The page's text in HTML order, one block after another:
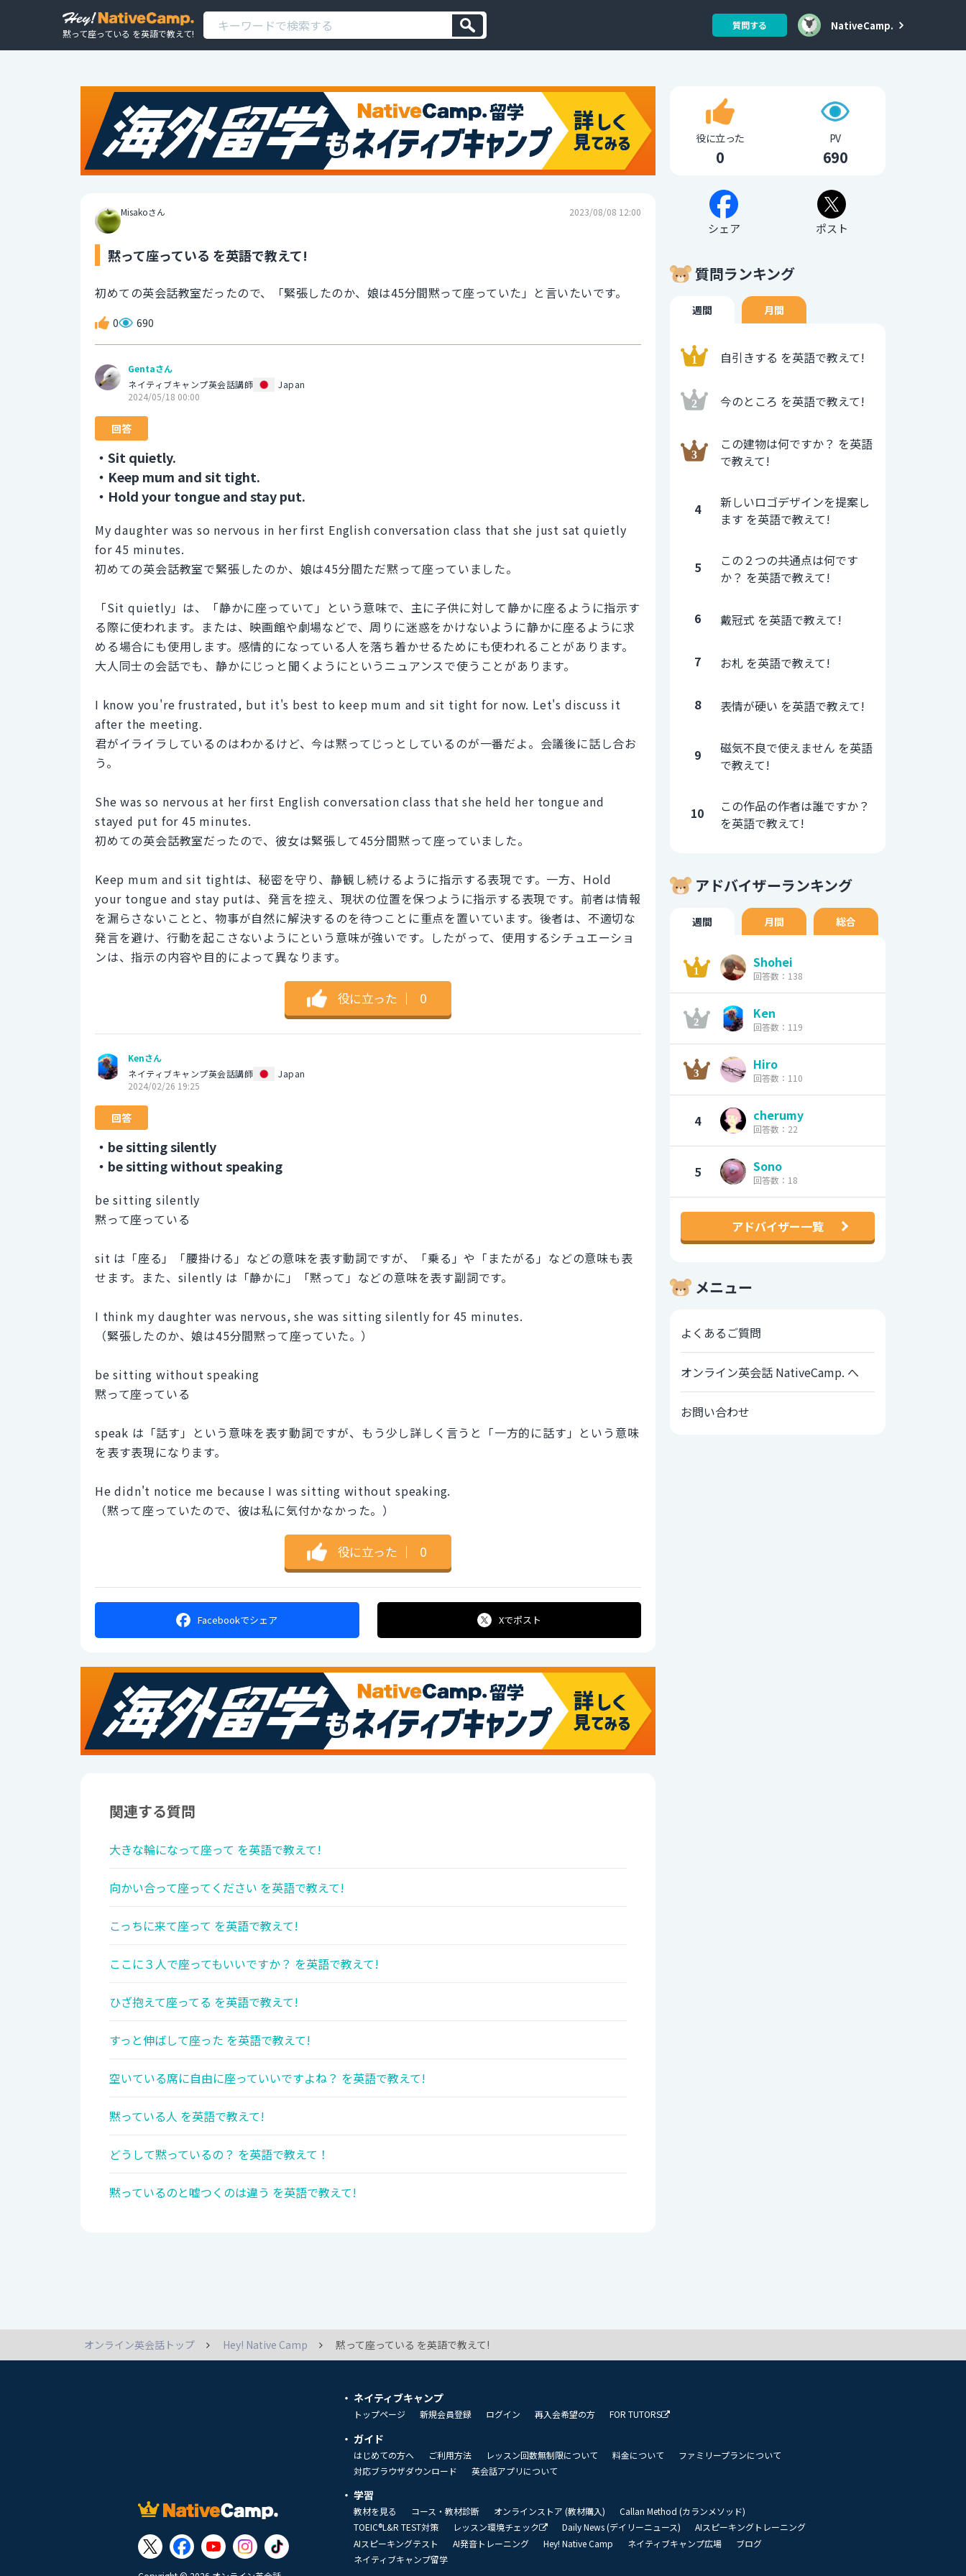
黙って座っている を英語で教えて!
質問する NativeCamp.
Misakoさん 2023/08/08 12:00
黙って座っている を英語で教えて!
初めての英会話教室だったので、「緊張したのか、娘は45分間黙って座っていた」と言いたいです。
0 690
Gentaさん
ネイティブキャンプ英会話講師
Japan
2024/05/18 00:00
回答
・Sit quietly.
・Keep mum and sit tight.
・Hold your tongue and stay put.
My daughter was so nervous in her first English conversation class that she just sat quietly
for 45 minutes.
初めての英会話教室で緊張したのか、娘は45分間ただ黙って座っていました。
「Sit quietly」は、「静かに座っていて」という意味で、主に子供に対して静かに座るように指示す
る際に使われます。または、映画館や劇場などで、周りに迷惑をかけないように静かに座るように求
める場合にも使用します。感情的になっている人を落ち着かせるためにも使われることがあります。
大人同士の会話でも、静かにじっと聞くようにというニュアンスで使うことがあります。
I know you're frustrated, but it's best to keep mum and sit tight for now. Let's discuss it
after the meeting.
君がイライラしているのはわかるけど、今は黙ってじっとしているのが一番だよ。会議後に話し合お
う。
She was so nervous at her first English conversation class that she held her tongue and
stayed put for 45 minutes.
初めての英会話教室だったので、彼女は緊張して45分間黙って座っていました。
Keep mum and sit tightは、秘密を守り、静観し続けるように指示する表現です。一方、Hold
your tongue and stay putは、発言を控え、現状の位置を保つように指示する表現です。前者は情報
を漏らさないことと、物事が自然に解決するのを待つことに重点を置いています。後者は、不適切な
発言を避け、行動を起こさないようにという意味が強いです。したがって、使用するシチュエーショ
ンは、指示の内容や目的によって異なります。
役に立った ｜ 0
Kenさん
ネイティブキャンプ英会話講師
Japan
2024/02/26 19:25
回答
・be sitting silently
・be sitting without speaking
be sitting silently
黙って座っている
sit は「座る」「腰掛ける」などの意味を表す動詞ですが、「乗る」や「またがる」などの意味も表
せます。また、silently は「静かに」「黙って」などの意味を表す副詞です。
I think my daughter was nervous, she was sitting silently for 45 minutes.
（緊張したのか、娘は45分間黙って座っていた。）
be sitting without speaking
黙って座っている
speak は「話す」という意味を表す動詞ですが、もう少し詳しく言うと「一方的に話す」という意味
を表す表現になります。
He didn't notice me because I was sitting without speaking.
（黙って座っていたので、彼は私に気付かなかった。）
役に立った ｜ 0
Facebookでシェア Xでポスト
関連する質問
大きな輪になって座って を英語で教えて!
向かい合って座ってください を英語で教えて!
こっちに来て座って を英語で教えて!
ここに３人で座ってもいいですか？ を英語で教えて!
ひざ抱えて座ってる を英語で教えて!
すっと伸ばして座った を英語で教えて!
空いている席に自由に座っていいですよね？ を英語で教えて!
黙っている人 を英語で教えて!
どうして黙っているの？ を英語で教えて！
黙っているのと嘘つくのは違う を英語で教えて!
役に立った
0
PV
690
シェア ポスト
質問ランキング
週間 月間
自引きする を英語で教えて!
今のところ を英語で教えて!
この建物は何ですか？ を英語
で教えて!
4
新しいロゴデザインを提案し
ます を英語で教えて!
5
この２つの共通点は何です
か？ を英語で教えて!
6 戴冠式 を英語で教えて!
7 お札 を英語で教えて!
8 表情が硬い を英語で教えて!
9
磁気不良で使えません を英語
で教えて!
10
この作品の作者は誰ですか？
を英語で教えて!
アドバイザーランキング
週間 月間 総合
Shohei
回答数：138
Ken
回答数：119
Hiro
回答数：110
4 cherumy
回答数：22
5 Sono
回答数：18
アドバイザー一覧
メニュー
よくあるご質問
オンライン英会話 NativeCamp. へ
お問い合わせ
オンライン英会話トップ Hey! Native Camp 黙って座っている を英語で教えて!
ネイティブキャンプ
トップページ 新規会員登録 ログイン 再入会希望の方 FOR TUTORS
ガイド
はじめての方へ ご利用方法 レッスン回数無制限について 料金について
ファミリープランについて
対応ブラウザダウンロード
英会話アプリについて
学習
教材を見る コース・教材診断 オンラインストア (教材購入)
Callan Method (カランメソッド)
TOEIC®L&R TEST対策
レッスン環境チェック Daily News (デイリーニュース)
AIスピーキングトレーニング
AIスピーキングテスト
AI発音トレーニング Hey! Native Camp ネイティブキャンプ広場
ブログ
ネイティブキャンプ留学